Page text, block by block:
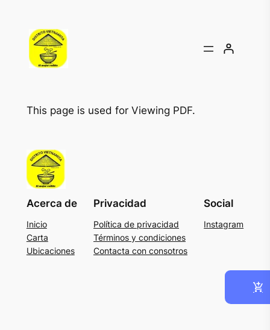
This page is used for Viewing PDF.
Acerca de
Inicio
Carta
Ubicaciones
Privacidad
Política de privacidad
Términos y condiciones
Contacta con consotros
Social
Instagram